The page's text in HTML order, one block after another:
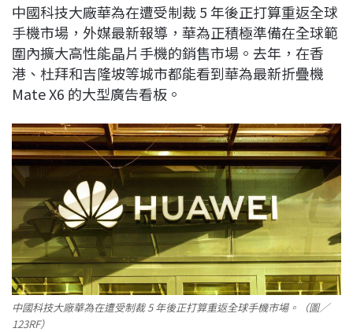
b
o
o
k
a
d
s
e
d
I
n
L
n
k
中國科技大廠華為在遭受制裁 5 年後正打算重返全球
手機市場，外媒最新報導，華為正積極準備在全球範
圍內擴大高性能晶片手機的銷售市場。去年，在香
港、杜拜和吉隆坡等城市都能看到華為最新折疊機
Mate X6 的大型廣告看板。
中國科技大廠華為在遭受制裁 5 年後正打算重返全球手機市場。（圖／
123RF）